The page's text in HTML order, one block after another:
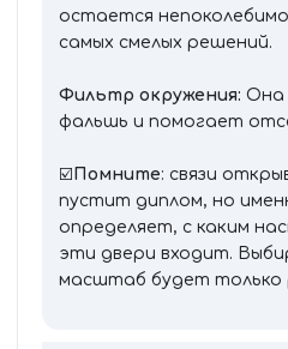
остается
самых смелых решений.
Фильтр окружения: Она
фальшь и помогает
☑️ Помните: связи
пустит диплом, но
определяет, с каким
эти двери входит.
масштаб будет только